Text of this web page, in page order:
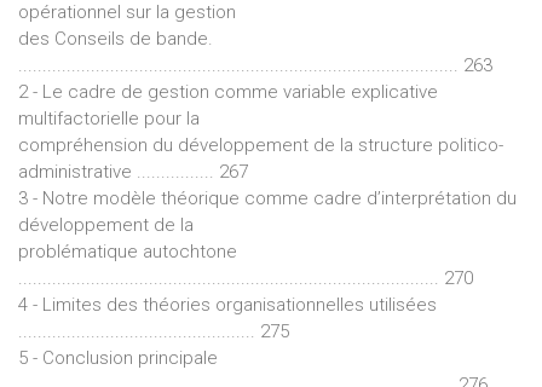
opérationnel sur la gestion
des Conseils de bande.
........................................................................................... 263
2 - Le cadre de gestion comme variable explicative
multifactorielle pour la
compréhension du développement de la structure politico-
administrative ................ 267
3 - Notre modèle théorique comme cadre d’interprétation du
développement de la
problématique autochtone
....................................................................................... 270
4 - Limites des théories organisationnelles utilisées
................................................. 275
5 - Conclusion principale